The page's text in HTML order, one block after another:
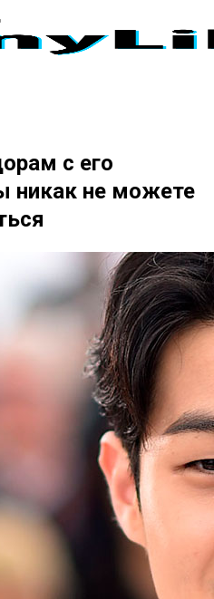
с его
никак не можете